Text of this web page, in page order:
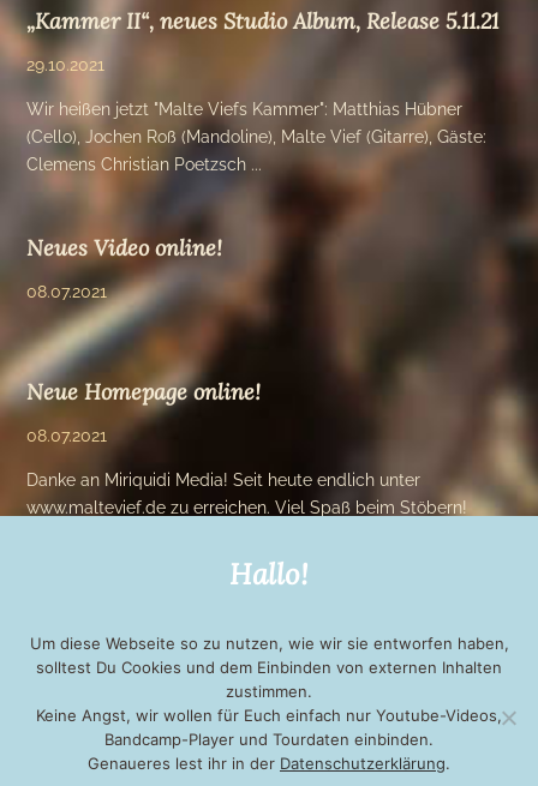
„Kammer II“, neues Studio Album, Release 5.11.21
29.10.2021
Wir heißen jetzt "Malte Viefs Kammer": Matthias Hübner
(Cello), Jochen Roß (Mandoline), Malte Vief (Gitarre), Gäste:
Clemens Christian Poetzsch ...
Neues Video online!
08.07.2021
Neue Homepage online!
08.07.2021
Danke an Miriquidi Media! Seit heute endlich unter
www.maltevief.de zu erreichen. Viel Spaß beim Stöbern!
KONTAKT IMPRESSUM
Hallo!
Um diese Webseite so zu nutzen, wie wir sie entworfen haben,
solltest Du Cookies und dem Einbinden von externen Inhalten
zustimmen.
Keine Angst, wir wollen für Euch einfach nur Youtube-Videos,
Bandcamp-Player und Tourdaten einbinden.
Genaueres lest ihr in der Datenschutzerklärung.